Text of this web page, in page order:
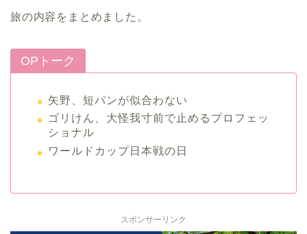
旅の内容をまとめました。
OPトーク
矢野、短パンが似合わない
ゴリけん、大怪我寸前で止めるプロフェッ
ショナル
ワールドカップ日本戦の日
スポンサーリンク